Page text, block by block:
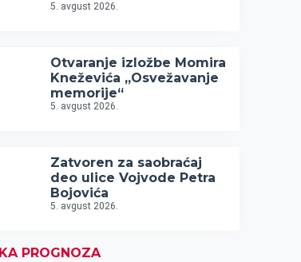
5. avgust 2026.
Otvaranje izložbe Momira
Kneževića „Osvežavanje
memorije“
5. avgust 2026.
Zatvoren za saobraćaj
deo ulice Vojvode Petra
Bojovića
5. avgust 2026.
PROGNOZA